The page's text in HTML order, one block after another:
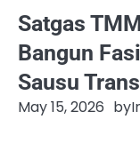
Satgas
Bangun
Sausu Trans
May 15, 2026 by